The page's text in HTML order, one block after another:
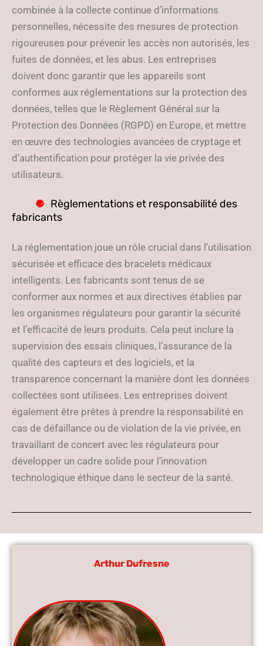
combinée à la collecte continue d’informations
personnelles, nécessite des mesures de protection
rigoureuses pour prévenir les accès non autorisés, les
fuites de données, et les abus. Les entreprises
doivent donc garantir que les appareils sont
conformes aux réglementations sur la protection des
données, telles que le Règlement Général sur la
Protection des Données (RGPD) en Europe, et mettre
en œuvre des technologies avancées de cryptage et
d’authentification pour protéger la vie privée des
utilisateurs.
Règlementations et responsabilité des
fabricants
La réglementation joue un rôle crucial dans l’utilisation
sécurisée et efficace des bracelets médicaux
intelligents. Les fabricants sont tenus de se
conformer aux normes et aux directives établies par
les organismes régulateurs pour garantir la sécurité
et l’efficacité de leurs produits. Cela peut inclure la
supervision des essais cliniques, l’assurance de la
qualité des capteurs et des logiciels, et la
transparence concernant la manière dont les données
collectées sont utilisées. Les entreprises doivent
également être prêtes à prendre la responsabilité en
cas de défaillance ou de violation de la vie privée, en
travaillant de concert avec les régulateurs pour
développer un cadre solide pour l’innovation
technologique éthique dans le secteur de la santé.
Arthur Dufresne